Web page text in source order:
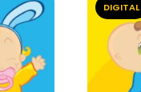
DIGITAL